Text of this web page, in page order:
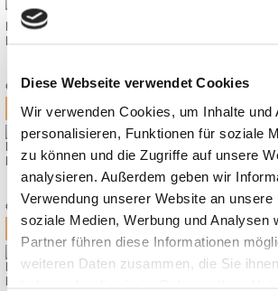
Diese Webseite verwendet Cookies
Wir verwenden Cookies, um Inhalte und
personalisieren, Funktionen für soziale
zu können und die Zugriffe auf unsere
analysieren. Außerdem geben wir
Verwendung unserer Website an unsere
soziale Medien, Werbung und Analysen
Partner führen diese Informationen
weiteren Daten zusammen, die Sie
MOON GIO / CIAO / PIU / RESEA REFLEKTOR-
KOLLEKTIONEN 2025 / 2026
€ 29,90*
MOON GIO FOLD / RESEA FOLD ADAPTER MAXI-COSI
KOLLEKTION 2026
€ 29,90*
MOON PREMIUM FASHION BACKPACK
KOLLEKTION 2026